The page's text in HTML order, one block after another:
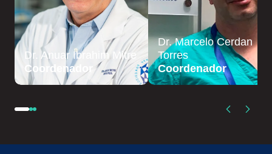
Dr. Anuar Ibrahim Mitre
Coordenador
Dr. Marcelo Cerdan
Torres
Coordenador